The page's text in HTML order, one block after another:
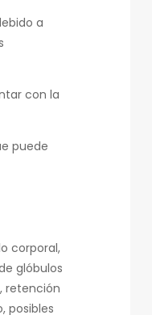
a
con la
puede
corporal,
glóbulos
retención
posibles